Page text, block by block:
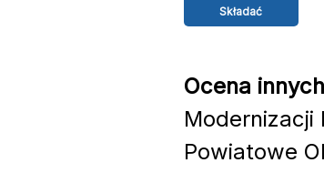
Ocena
Modernizacji
Powiatowe